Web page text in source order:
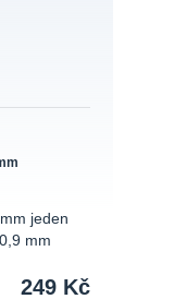
jeden
mm
249 Kč